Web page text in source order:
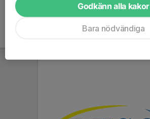
Godkänn alla kakor
Bara nödvändiga